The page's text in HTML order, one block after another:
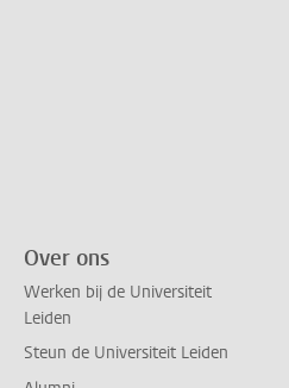
Over ons
Werken bij de Universiteit
Leiden
Steun de Universiteit Leiden